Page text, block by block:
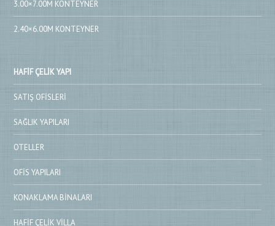
3.00×7.00M KONTEYNER
2.40×6.00M KONTEYNER
HAFIF ÇELIK YAPI
SATIŞ OFISLERI
SAĞLIK YAPILARI
OTELLER
OFIS YAPILARI
KONAKLAMA BINALARI
HAFIF ÇELIK VILLA